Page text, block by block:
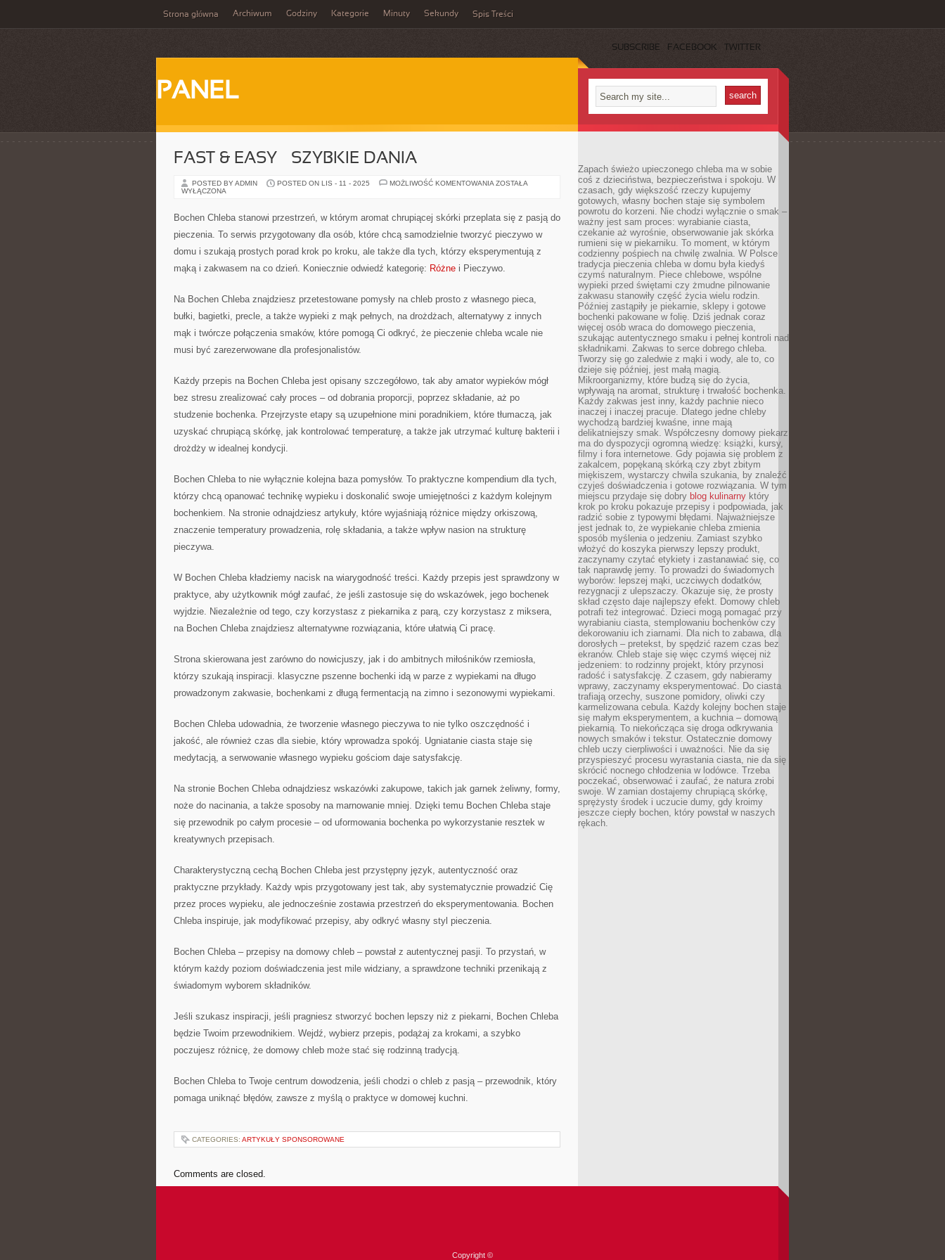
Strona główna Archiwum Godziny Kategorie Minuty Sekundy Spis Treści
SUBSCRIBE FACEBOOK TWITTER
PANEL
FAST & EASY – SZYBKIE DANIA
POSTED BY ADMIN POSTED ON LIS - 11 - 2025 MOŻLIWOŚĆ KOMENTOWANIA FAST
SZYBKIE
DANIA
ZOSTAŁA
WYŁĄCZONA
Bochen Chleba stanowi przestrzeń, w którym aromat chrupiącej skórki przeplata się z pasją do
pieczenia. To serwis przygotowany dla osób, które chcą samodzielnie tworzyć pieczywo w
domu i szukają prostych porad krok po kroku, ale także dla tych, którzy eksperymentują z
mąką i zakwasem na co dzień. Koniecznie odwiedź kategorię: Różne i Pieczywo.
Na Bochen Chleba znajdziesz przetestowane pomysły na chleb prosto z własnego pieca,
bułki, bagietki, precle, a także wypieki z mąk pełnych, na drożdżach, alternatywy z innych
mąk i twórcze połączenia smaków, które pomogą Ci odkryć, że pieczenie chleba wcale nie
musi być zarezerwowane dla profesjonalistów.
Każdy przepis na Bochen Chleba jest opisany szczegółowo, tak aby amator wypieków mógł
bez stresu zrealizować cały proces – od dobrania proporcji, poprzez składanie, aż po
studzenie bochenka. Przejrzyste etapy są uzupełnione mini poradnikiem, które tłumaczą, jak
uzyskać chrupiącą skórkę, jak kontrolować temperaturę, a także jak utrzymać kulturę bakterii i
drożdży w idealnej kondycji.
Bochen Chleba to nie wyłącznie kolejna baza pomysłów. To praktyczne kompendium dla tych,
którzy chcą opanować technikę wypieku i doskonalić swoje umiejętności z każdym kolejnym
bochenkiem. Na stronie odnajdziesz artykuły, które wyjaśniają różnice między orkiszową,
znaczenie temperatury prowadzenia, rolę składania, a także wpływ nasion na strukturę
pieczywa.
W Bochen Chleba kładziemy nacisk na wiarygodność treści. Każdy przepis jest sprawdzony w
praktyce, aby użytkownik mógł zaufać, że jeśli zastosuje się do wskazówek, jego bochenek
wyjdzie. Niezależnie od tego, czy korzystasz z piekarnika z parą, czy korzystasz z miksera,
na Bochen Chleba znajdziesz alternatywne rozwiązania, które ułatwią Ci pracę.
Strona skierowana jest zarówno do nowicjuszy, jak i do ambitnych miłośników rzemiosła,
którzy szukają inspiracji. klasyczne pszenne bochenki idą w parze z wypiekami na długo
prowadzonym zakwasie, bochenkami z długą fermentacją na zimno i sezonowymi wypiekami.
Bochen Chleba udowadnia, że tworzenie własnego pieczywa to nie tylko oszczędność i
jakość, ale również czas dla siebie, który wprowadza spokój. Ugniatanie ciasta staje się
medytacją, a serwowanie własnego wypieku gościom daje satysfakcję.
Na stronie Bochen Chleba odnajdziesz wskazówki zakupowe, takich jak garnek żeliwny, formy,
noże do nacinania, a także sposoby na marnowanie mniej. Dzięki temu Bochen Chleba staje
się przewodnik po całym procesie – od uformowania bochenka po wykorzystanie resztek w
kreatywnych przepisach.
Charakterystyczną cechą Bochen Chleba jest przystępny język, autentyczność oraz
praktyczne przykłady. Każdy wpis przygotowany jest tak, aby systematycznie prowadzić Cię
przez proces wypieku, ale jednocześnie zostawia przestrzeń do eksperymentowania. Bochen
Chleba inspiruje, jak modyfikować przepisy, aby odkryć własny styl pieczenia.
Bochen Chleba – przepisy na domowy chleb – powstał z autentycznej pasji. To przystań, w
którym każdy poziom doświadczenia jest mile widziany, a sprawdzone techniki przenikają z
świadomym wyborem składników.
Jeśli szukasz inspiracji, jeśli pragniesz stworzyć bochen lepszy niż z piekarni, Bochen Chleba
będzie Twoim przewodnikiem. Wejdź, wybierz przepis, podążaj za krokami, a szybko
poczujesz różnicę, że domowy chleb może stać się rodzinną tradycją.
Bochen Chleba to Twoje centrum dowodzenia, jeśli chodzi o chleb z pasją – przewodnik, który
pomaga uniknąć błędów, zawsze z myślą o praktyce w domowej kuchni.
CATEGORIES: ARTYKUŁY SPONSOROWANE
Comments are closed.
Zapach świeżo upieczonego chleba ma w sobie
coś z dzieciństwa, bezpieczeństwa i spokoju. W
czasach, gdy większość rzeczy kupujemy
gotowych, własny bochen staje się symbolem
powrotu do korzeni. Nie chodzi wyłącznie o smak –
ważny jest sam proces: wyrabianie ciasta,
czekanie aż wyrośnie, obserwowanie jak skórka
rumieni się w piekarniku. To moment, w którym
codzienny pośpiech na chwilę zwalnia. W Polsce
tradycja pieczenia chleba w domu była kiedyś
czymś naturalnym. Piece chlebowe, wspólne
wypieki przed świętami czy żmudne pilnowanie
zakwasu stanowiły część życia wielu rodzin.
Później zastąpiły je piekarnie, sklepy i gotowe
bochenki pakowane w folię. Dziś jednak coraz
więcej osób wraca do domowego pieczenia,
szukając autentycznego smaku i pełnej kontroli nad
składnikami. Zakwas to serce dobrego chleba.
Tworzy się go zaledwie z mąki i wody, ale to, co
dzieje się później, jest małą magią.
Mikroorganizmy, które budzą się do życia,
wpływają na aromat, strukturę i trwałość bochenka.
Każdy zakwas jest inny, każdy pachnie nieco
inaczej i inaczej pracuje. Dlatego jedne chleby
wychodzą bardziej kwaśne, inne mają
delikatniejszy smak. Współczesny domowy piekarz
ma do dyspozycji ogromną wiedzę: książki, kursy,
filmy i fora internetowe. Gdy pojawia się problem z
zakalcem, popękaną skórką czy zbyt zbitym
miękiszem, wystarczy chwila szukania, by znaleźć
czyjeś doświadczenia i gotowe rozwiązania. W tym
miejscu przydaje się dobry blog kulinarny który
krok po kroku pokazuje przepisy i podpowiada, jak
radzić sobie z typowymi błędami. Najważniejsze
jest jednak to, że wypiekanie chleba zmienia
sposób myślenia o jedzeniu. Zamiast szybko
włożyć do koszyka pierwszy lepszy produkt,
zaczynamy czytać etykiety i zastanawiać się, co
tak naprawdę jemy. To prowadzi do świadomych
wyborów: lepszej mąki, uczciwych dodatków,
rezygnacji z ulepszaczy. Okazuje się, że prosty
skład często daje najlepszy efekt. Domowy chleb
potrafi też integrować. Dzieci mogą pomagać przy
wyrabianiu ciasta, stemplowaniu bochenków czy
dekorowaniu ich ziarnami. Dla nich to zabawa, dla
dorosłych – pretekst, by spędzić razem czas bez
ekranów. Chleb staje się więc czymś więcej niż
jedzeniem: to rodzinny projekt, który przynosi
radość i satysfakcję. Z czasem, gdy nabieramy
wprawy, zaczynamy eksperymentować. Do ciasta
trafiają orzechy, suszone pomidory, oliwki czy
karmelizowana cebula. Każdy kolejny bochen staje
się małym eksperymentem, a kuchnia – domową
piekarnią. To niekończąca się droga odkrywania
nowych smaków i tekstur. Ostatecznie domowy
chleb uczy cierpliwości i uważności. Nie da się
przyspieszyć procesu wyrastania ciasta, nie da się
skrócić nocnego chłodzenia w lodówce. Trzeba
poczekać, obserwować i zaufać, że natura zrobi
swoje. W zamian dostajemy chrupiącą skórkę,
sprężysty środek i uczucie dumy, gdy kroimy
jeszcze ciepły bochen, który powstał w naszych
rękach.
Copyright ©